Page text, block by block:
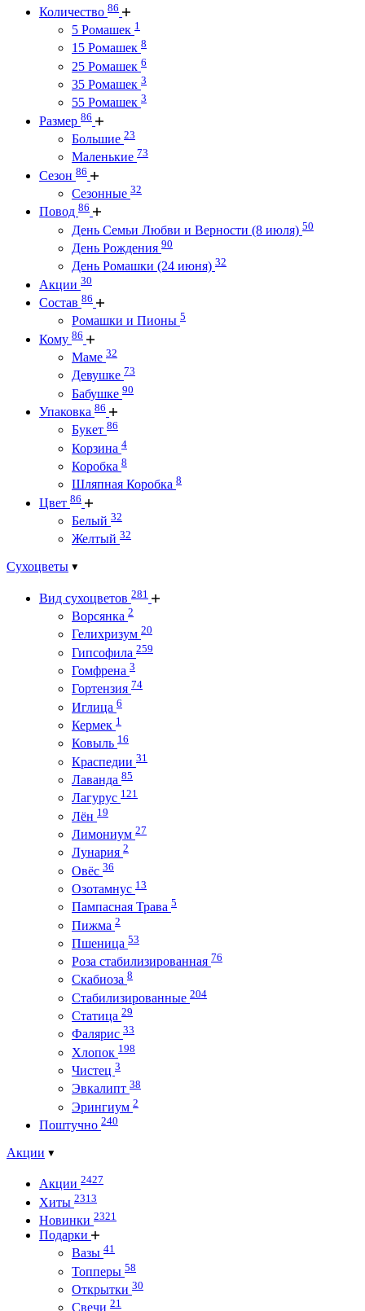
Количество 86
5 Ромашек 1
15 Ромашек 8
25 Ромашек 6
35 Ромашек 3
55 Ромашек 3
Размер 86
Большие 23
Маленькие 73
Сезон 86
Сезонные 32
Повод 86
День Семьи Любви и Верности (8 июля) 50
День Рождения 90
День Ромашки (24 июня) 32
Акции 30
Состав 86
Ромашки и Пионы 5
Кому 86
Маме 32
Девушке 73
Бабушке 90
Упаковка 86
Букет 86
Корзина 4
Коробка 8
Шляпная Коробка 8
Цвет 86
Белый 32
Желтый 32
Сухоцветы
Вид сухоцветов 281
Ворсянка 2
Гелихризум 20
Гипсофила 259
Гомфрена 3
Гортензия 74
Иглица 6
Кермек 1
Ковыль 16
Краспедии 31
Лаванда 85
Лагурус 121
Лён 19
Лимониум 27
Лунария 2
Овёс 36
Озотамнус 13
Пампасная Трава 5
Пижма 2
Пшеница 53
Роза стабилизированная 76
Скабиоза 8
Стабилизированные 204
Статица 29
Фалярис 33
Хлопок 198
Чистец 3
Эвкалипт 38
Эрингиум 2
Поштучно 240
Акции
Акции 2427
Хиты 2313
Новинки 2321
Подарки
Вазы 41
Топперы 58
Открытки 30
Свечи 21